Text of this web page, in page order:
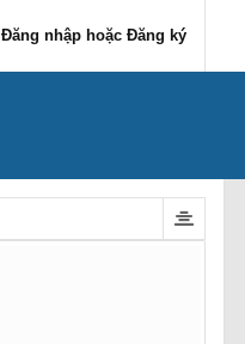
Đăng nhập hoặc Đăng ký